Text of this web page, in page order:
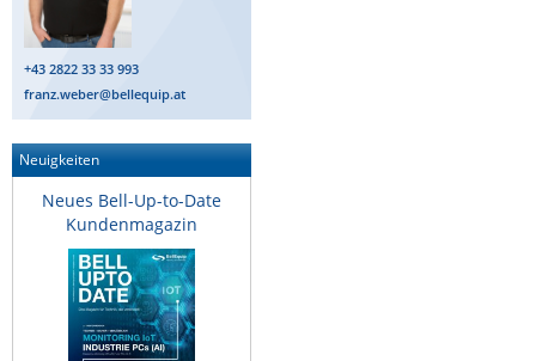
+43 2822 33 33 993
franz.weber@bellequip.at
Neuigkeiten
Neues Bell-Up-to-Date
Kundenmagazin